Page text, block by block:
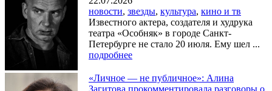
новости, звезды, культура, кино и тв
Известного актера, создателя и худрука
театра «Особняк» в городе Санкт-
Петербурге не стало 20 июля. Ему шел ...
подробнее
«Личное — не публичное»: Алина
Загитова прокомментировала разговоры о